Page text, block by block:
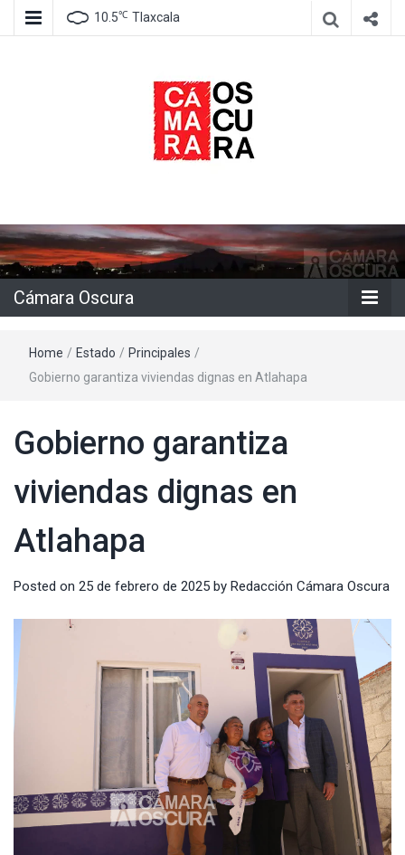
10.5℃ Tlaxcala
Cámara
Oscura
Cámara Oscura
Home / Estado / Principales /
Gobierno garantiza viviendas dignas en Atlahapa
Gobierno garantiza
viviendas dignas en
Atlahapa
Posted on 25 de febrero de 2025 by Redacción Cámara Oscura